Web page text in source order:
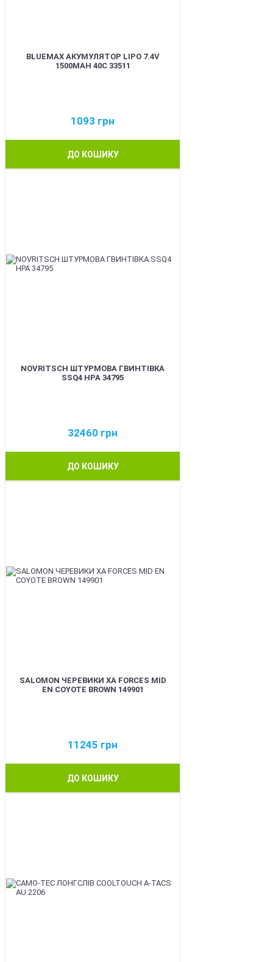
BLUEMAX АКУМУЛЯТОР LIPO 7.4V
1500MAH 40C 33511
1093 грн
ДО КОШИКУ
NOVRITSCH ШТУРМОВА ГВИНТІВКА
SSQ4 HPA 34795
32460 грн
ДО КОШИКУ
SALOMON ЧЕРЕВИКИ XA FORCES MID
EN COYOTE BROWN 149901
11245 грн
ДО КОШИКУ